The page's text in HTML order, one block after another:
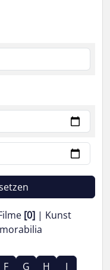
[0]
Kunst
F G H
I